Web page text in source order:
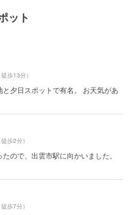
ット
徒歩13分）
と夕日スポットで有名。 お天気があ
徒歩2分）
ので、出雲市駅に向かいました。
徒歩7分）